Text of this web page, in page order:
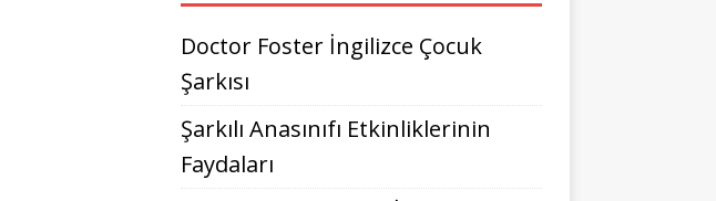
Doctor Foster İngilizce Çocuk
Şarkısı
Şarkılı Anasınıfı Etkinliklerinin
Faydaları